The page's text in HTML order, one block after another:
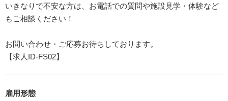
いきなりで不安な方は、お電話での質問や施設見学・体験など
もご相談ください！
お問い合わせ・ご応募お待ちしております。
【求人ID-FS02】
雇用形態